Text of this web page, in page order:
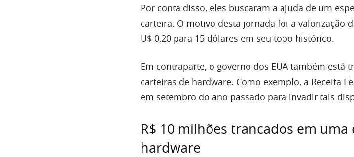
Por conta disso, eles buscaram a ajuda de um
carteira. O motivo desta jornada foi a valorização
U$ 0,20 para 15 dólares em seu topo histórico.
Em contraparte, o governo dos EUA também está
carteiras de hardware. Como exemplo, a Receita
em setembro do ano passado para invadir tais
R$ 10 milhões trancados em uma
hardware